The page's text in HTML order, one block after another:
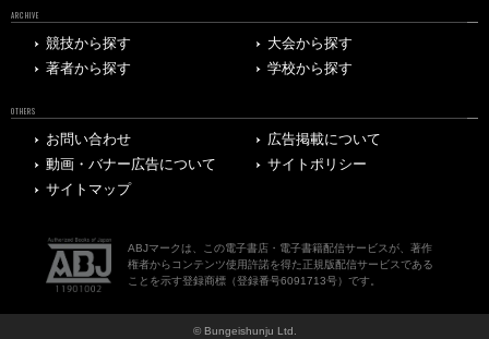
ARCHIVE
競技から探す
大会から探す
著者から探す
学校から探す
OTHERS
お問い合わせ
広告掲載について
動画・バナー広告について
サイトポリシー
サイトマップ
ABJマークは、この電子書店・電子書籍配信サービスが、著作
権者からコンテンツ使用許諾を得た正規版配信サービスである
ことを示す登録商標（登録番号6091713号）です。
© Bungeishunju Ltd.